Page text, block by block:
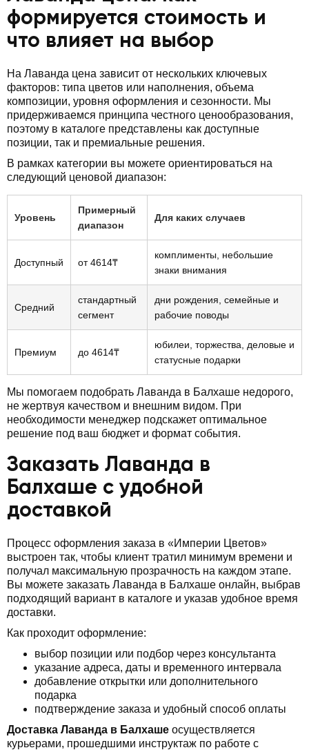
формируется стоимость и
что влияет на выбор
На Лаванда цена зависит от нескольких ключевых
факторов: типа цветов или наполнения, объема
композиции, уровня оформления и сезонности. Мы
придерживаемся принципа честного ценообразования,
поэтому в каталоге представлены как доступные
позиции, так и премиальные решения.
В рамках категории вы можете ориентироваться на
следующий ценовой диапазон:
Уровень
Примерный
диапазон
Для каких случаев
Доступный от 4614₸
комплименты, небольшие
знаки внимания
Средний
стандартный
сегмент
дни рождения, семейные и
рабочие поводы
Премиум до 4614₸
юбилеи, торжества, деловые и
статусные подарки
Мы помогаем подобрать Лаванда в Балхаше недорого,
не жертвуя качеством и внешним видом. При
необходимости менеджер подскажет оптимальное
решение под ваш бюджет и формат события.
Заказать Лаванда в
Балхаше с удобной
доставкой
Процесс оформления заказа в «Империи Цветов»
выстроен так, чтобы клиент тратил минимум времени и
получал максимальную прозрачность на каждом этапе.
Вы можете заказать Лаванда в Балхаше онлайн, выбрав
подходящий вариант в каталоге и указав удобное время
доставки.
Как проходит оформление:
выбор позиции или подбор через консультанта
указание адреса, даты и временного интервала
добавление открытки или дополнительного
подарка
подтверждение заказа и удобный способ оплаты
Доставка Лаванда в Балхаше осуществляется
курьерами, прошедшими инструктаж по работе с